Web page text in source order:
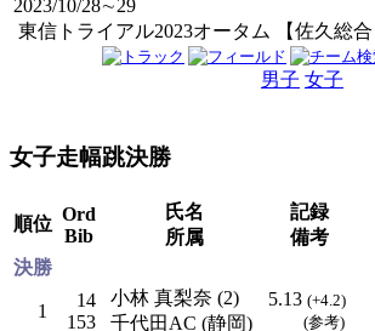
2023/10/28∼29
東信トライアル2023オータム 【佐久総合
男子 女子
女子走幅跳決勝
順位 Ord
Bib
氏名
所属
記録
備考
決勝
1
14
153
小林 真梨奈 (2)
千代田AC (静岡)
5.13 (+4.2)
(参考)